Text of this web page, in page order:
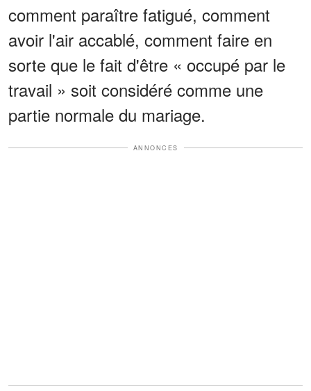
comment paraître fatigué, comment
avoir l'air accablé, comment faire en
sorte que le fait d'être « occupé par le
travail » soit considéré comme une
partie normale du mariage.
ANNONCES